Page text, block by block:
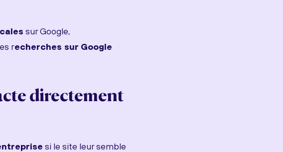
sur Google,
recherches sur Google
directement
si le site leur semble